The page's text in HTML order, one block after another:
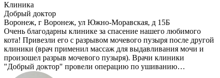
Клиника
Добрый доктор
Воронеж, г Воронеж, ул Южно-Моравская, д 15Б
Очень благодарны клинике за спасение нашего любимого
кота! Привезли его с разрывом мочевого пузыря после другой
клиники (врач применил массаж для выдавливания мочи и
произошел разрыв мочевого пузыря). Врачи клиники
"Добрый доктор" провели операцию по ушиванию…